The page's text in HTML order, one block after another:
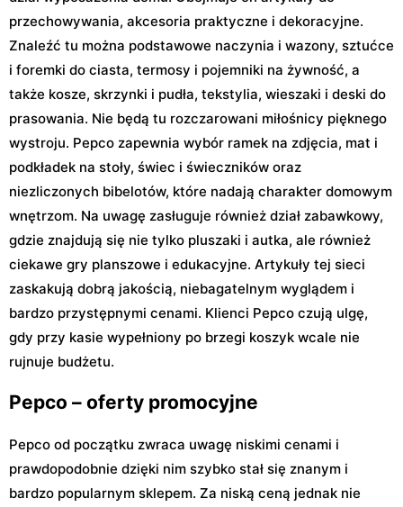
przechowywania, akcesoria praktyczne i dekoracyjne.
Znaleźć tu można podstawowe naczynia i wazony, sztućce
i foremki do ciasta, termosy i pojemniki na żywność, a
także kosze, skrzynki i pudła, tekstylia, wieszaki i deski do
prasowania. Nie będą tu rozczarowani miłośnicy pięknego
wystroju. Pepco zapewnia wybór ramek na zdjęcia, mat i
podkładek na stoły, świec i świeczników oraz
niezliczonych bibelotów, które nadają charakter domowym
wnętrzom. Na uwagę zasługuje również dział zabawkowy,
gdzie znajdują się nie tylko pluszaki i autka, ale również
ciekawe gry planszowe i edukacyjne. Artykuły tej sieci
zaskakują dobrą jakością, niebagatelnym wyglądem i
bardzo przystępnymi cenami. Klienci Pepco czują ulgę,
gdy przy kasie wypełniony po brzegi koszyk wcale nie
rujnuje budżetu.
Pepco – oferty promocyjne
Pepco od początku zwraca uwagę niskimi cenami i
prawdopodobnie dzięki nim szybko stał się znanym i
bardzo popularnym sklepem. Za niską ceną jednak nie